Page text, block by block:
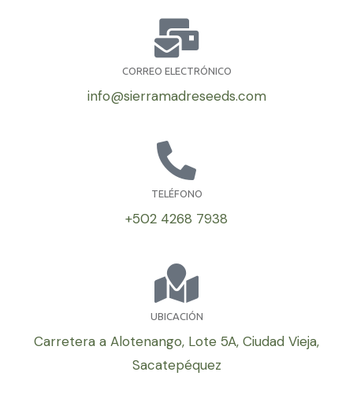
CORREO ELECTRÓNICO
info@sierramadreseeds.com
TELÉFONO
+502 4268 7938
UBICACIÓN
Carretera a Alotenango, Lote 5A, Ciudad Vieja,
Sacatepéquez